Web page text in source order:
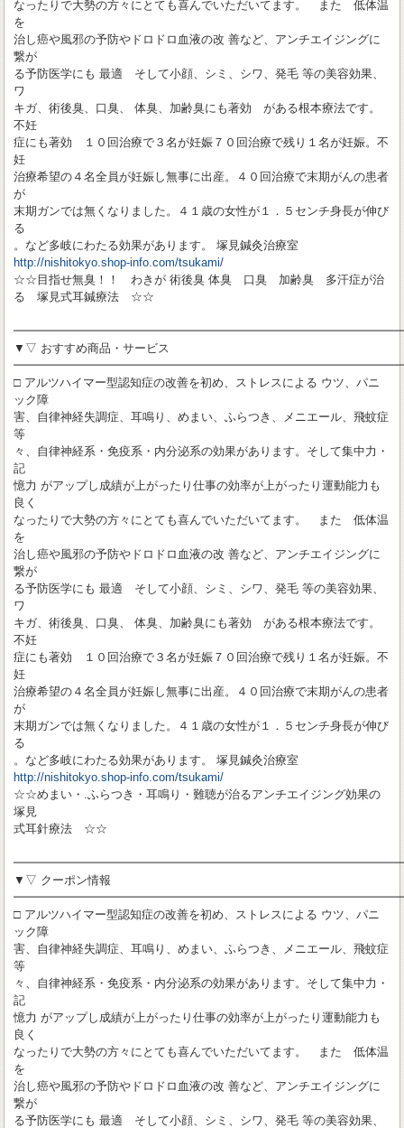
なったりで大勢の方々にとても喜んでいただいてます。 また 低体温
を
治し癌や風邪の予防やドロドロ血液の改 善など、アンチエイジングに
繋が
る予防医学にも 最適 そして小顔、シミ、シワ、発毛 等の美容効果、
ワ
キガ、術後臭、口臭、 体臭、加齢臭にも著効 がある根本療法です。
不妊
症にも著効 １０回治療で３名が妊娠７０回治療で残り１名が妊娠。不
妊
治療希望の４名全員が妊娠し無事に出産。４０回治療で末期がんの患者
が
末期ガンでは無くなりました。４１歳の女性が１．５センチ身長が伸び
る
。など多岐にわたる効果があります。 塚見鍼灸治療室
http://nishitokyo.shop-info.com/tsukami/
☆☆目指せ無臭！！ わきが 術後臭 体臭 口臭 加齢臭 多汗症が治
る 塚見式耳鍼療法 ☆☆
▼▽ おすすめ商品・サービス
□ アルツハイマー型認知症の改善を初め、ストレスによる ウツ、パニ
ック障
害、自律神経失調症、耳鳴り、めまい、ふらつき、メニエール、飛蚊症
等
々、自律神経系・免疫系・内分泌系の効果があります。そして集中力・
記
憶力 がアップし成績が上がったり仕事の効率が上がったり運動能力も
良く
なったりで大勢の方々にとても喜んでいただいてます。 また 低体温
を
治し癌や風邪の予防やドロドロ血液の改 善など、アンチエイジングに
繋が
る予防医学にも 最適 そして小顔、シミ、シワ、発毛 等の美容効果、
ワ
キガ、術後臭、口臭、 体臭、加齢臭にも著効 がある根本療法です。
不妊
症にも著効 １０回治療で３名が妊娠７０回治療で残り１名が妊娠。不
妊
治療希望の４名全員が妊娠し無事に出産。４０回治療で末期がんの患者
が
末期ガンでは無くなりました。４１歳の女性が１．５センチ身長が伸び
る
。など多岐にわたる効果があります。 塚見鍼灸治療室
http://nishitokyo.shop-info.com/tsukami/
☆☆めまい・.ふらつき・耳鳴り・難聴が治るアンチエイジング効果の
塚見
式耳針療法 ☆☆
▼▽ クーポン情報
□ アルツハイマー型認知症の改善を初め、ストレスによる ウツ、パニ
ック障
害、自律神経失調症、耳鳴り、めまい、ふらつき、メニエール、飛蚊症
等
々、自律神経系・免疫系・内分泌系の効果があります。そして集中力・
記
憶力 がアップし成績が上がったり仕事の効率が上がったり運動能力も
良く
なったりで大勢の方々にとても喜んでいただいてます。 また 低体温
を
治し癌や風邪の予防やドロドロ血液の改 善など、アンチエイジングに
繋が
る予防医学にも 最適 そして小顔、シミ、シワ、発毛 等の美容効果、